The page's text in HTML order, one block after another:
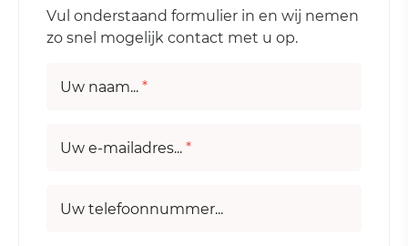
Vul onderstaand formulier in en wij nemen
zo snel mogelijk contact met u op.
Uw naam... *
Uw e-mailadres... *
Uw telefoonnummer...